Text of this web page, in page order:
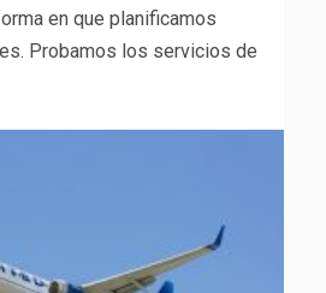
en que planificamos
Probamos los servicios de